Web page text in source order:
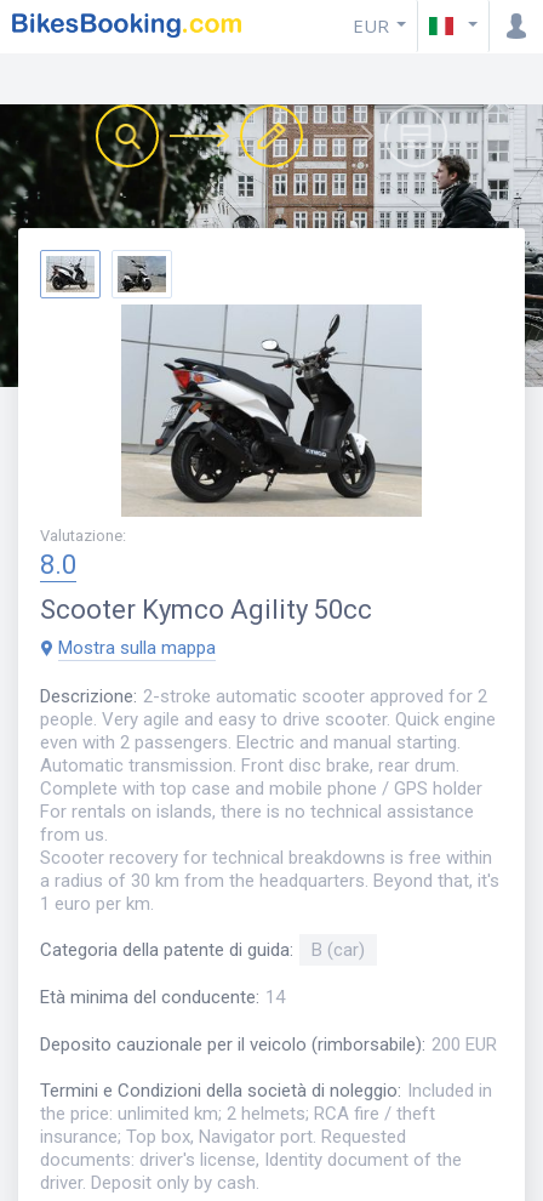
EUR
Valutazione:
8.0
Scooter Kymco Agility 50cc
Mostra sulla mappa
Descrizione: 2-stroke automatic scooter approved for 2
people. Very agile and easy to drive scooter. Quick engine
even with 2 passengers. Electric and manual starting.
Automatic transmission. Front disc brake, rear drum.
Complete with top case and mobile phone / GPS holder
For rentals on islands, there is no technical assistance
from us.
Scooter recovery for technical breakdowns is free within
a radius of 30 km from the headquarters. Beyond that, it's
1 euro per km.
Categoria della patente di guida: B (car)
Età minima del conducente: 14
Deposito cauzionale per il veicolo (rimborsabile): 200 EUR
Termini e Condizioni della società di noleggio:
Included in
the price: unlimited km; 2 helmets; RCA fire / theft
insurance; Top box, Navigator port. Requested
documents: driver's license, Identity document of the
driver. Deposit only by cash.